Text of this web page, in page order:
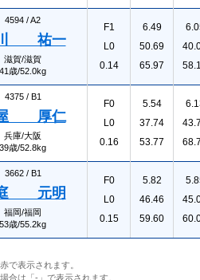
4594 /A2
祐一
滋賀/滋賀
41歳/52.0kg
F1
L0
0.14
6.49
50.69
65.97
4375 / B1
厚仁
兵庫/大阪
39歳/52.8kg
F0
L0
0.16
5.54
37.74
53.77
3662 / B1
元明
福岡/福岡
53歳/55.2kg
F0
L0
0.15
5.82
46.46
59.60
で表示されます。
合は「-」で表示されます。